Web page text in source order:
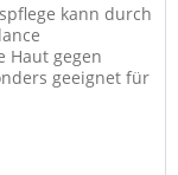
kann durch
Haut gegen
geeignet für